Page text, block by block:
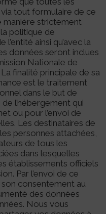
tout formulaire de ce
manière strictement
politique de
ainsi qu’avec la
données seront inclues
Nationale de
finalité principale de sa
est le traitement
dans le but de
l’hébergement qui
ou pour l’envoi de
Les destinataires de
personnes attachées,
de tous les
dans lesquelles
établissements officiels
Par l’envoi de ce
consentement au
des données
Nous vous